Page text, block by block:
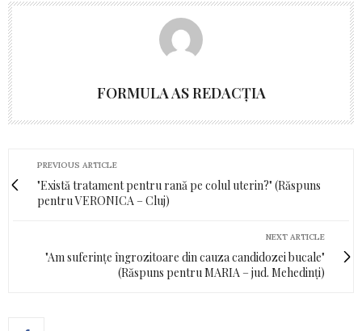
FORMULA AS REDACȚIA
PREVIOUS ARTICLE
"Există tratament pentru rană pe colul uterin?" (Răspuns
pentru VERONICA – Cluj)
NEXT ARTICLE
"Am suferințe îngrozitoare din cauza candidozei bucale"
(Răspuns pentru MARIA – jud. Mehedinți)